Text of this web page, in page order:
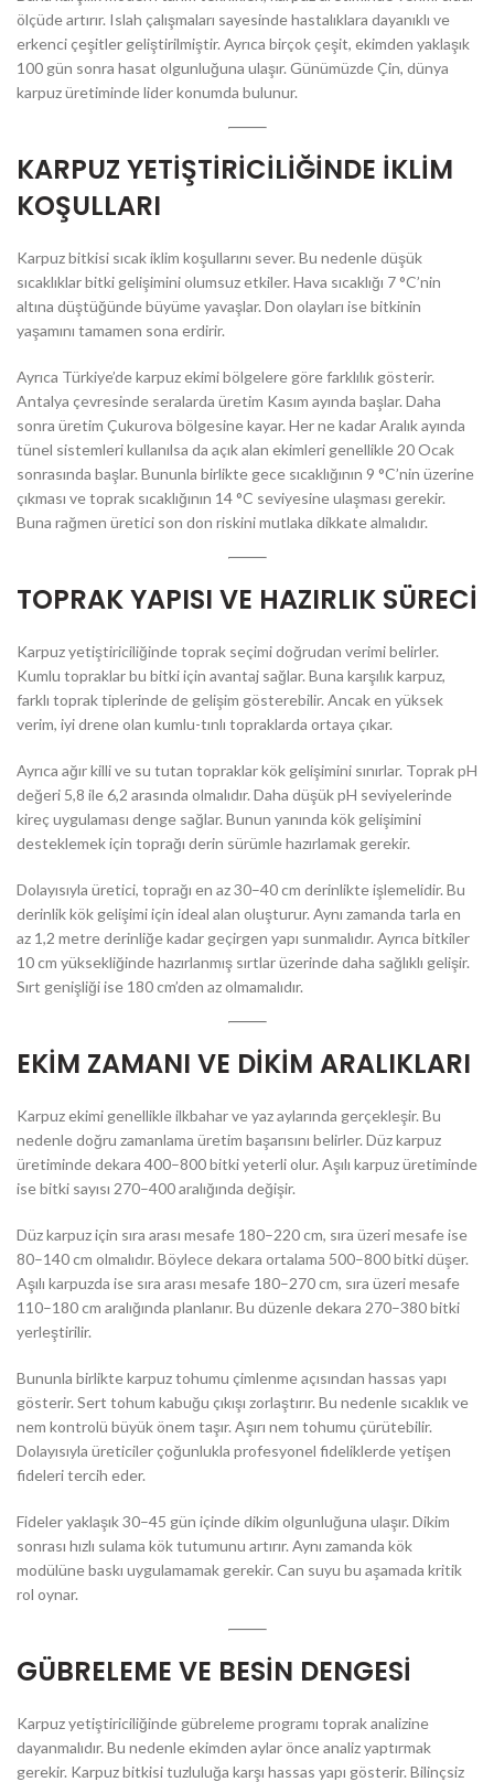
ölçüde artırır. Islah çalışmaları sayesinde hastalıklara dayanıklı ve
erkenci çeşitler geliştirilmiştir. Ayrıca birçok çeşit, ekimden yaklaşık
100 gün sonra hasat olgunluğuna ulaşır. Günümüzde Çin, dünya
karpuz üretiminde lider konumda bulunur.
KARPUZ YETİŞTİRİCİLİĞİNDE İKLİM
KOŞULLARI
Karpuz bitkisi sıcak iklim koşullarını sever. Bu nedenle düşük
sıcaklıklar bitki gelişimini olumsuz etkiler. Hava sıcaklığı 7 °C’nin
altına düştüğünde büyüme yavaşlar. Don olayları ise bitkinin
yaşamını tamamen sona erdirir.
Ayrıca Türkiye’de karpuz ekimi bölgelere göre farklılık gösterir.
Antalya çevresinde seralarda üretim Kasım ayında başlar. Daha
sonra üretim Çukurova bölgesine kayar. Her ne kadar Aralık ayında
tünel sistemleri kullanılsa da açık alan ekimleri genellikle 20 Ocak
sonrasında başlar. Bununla birlikte gece sıcaklığının 9 °C’nin üzerine
çıkması ve toprak sıcaklığının 14 °C seviyesine ulaşması gerekir.
Buna rağmen üretici son don riskini mutlaka dikkate almalıdır.
TOPRAK YAPISI VE HAZIRLIK SÜRECİ
Karpuz yetiştiriciliğinde toprak seçimi doğrudan verimi belirler.
Kumlu topraklar bu bitki için avantaj sağlar. Buna karşılık karpuz,
farklı toprak tiplerinde de gelişim gösterebilir. Ancak en yüksek
verim, iyi drene olan kumlu-tınlı topraklarda ortaya çıkar.
Ayrıca ağır killi ve su tutan topraklar kök gelişimini sınırlar. Toprak pH
değeri 5,8 ile 6,2 arasında olmalıdır. Daha düşük pH seviyelerinde
kireç uygulaması denge sağlar. Bunun yanında kök gelişimini
desteklemek için toprağı derin sürümle hazırlamak gerekir.
Dolayısıyla üretici, toprağı en az 30–40 cm derinlikte işlemelidir. Bu
derinlik kök gelişimi için ideal alan oluşturur. Aynı zamanda tarla en
az 1,2 metre derinliğe kadar geçirgen yapı sunmalıdır. Ayrıca bitkiler
10 cm yüksekliğinde hazırlanmış sırtlar üzerinde daha sağlıklı gelişir.
Sırt genişliği ise 180 cm’den az olmamalıdır.
EKİM ZAMANI VE DİKİM ARALIKLARI
Karpuz ekimi genellikle ilkbahar ve yaz aylarında gerçekleşir. Bu
nedenle doğru zamanlama üretim başarısını belirler. Düz karpuz
üretiminde dekara 400–800 bitki yeterli olur. Aşılı karpuz üretiminde
ise bitki sayısı 270–400 aralığında değişir.
Düz karpuz için sıra arası mesafe 180–220 cm, sıra üzeri mesafe ise
80–140 cm olmalıdır. Böylece dekara ortalama 500–800 bitki düşer.
Aşılı karpuzda ise sıra arası mesafe 180–270 cm, sıra üzeri mesafe
110–180 cm aralığında planlanır. Bu düzenle dekara 270–380 bitki
yerleştirilir.
Bununla birlikte karpuz tohumu çimlenme açısından hassas yapı
gösterir. Sert tohum kabuğu çıkışı zorlaştırır. Bu nedenle sıcaklık ve
nem kontrolü büyük önem taşır. Aşırı nem tohumu çürütebilir.
Dolayısıyla üreticiler çoğunlukla profesyonel fideliklerde yetişen
fideleri tercih eder.
Fideler yaklaşık 30–45 gün içinde dikim olgunluğuna ulaşır. Dikim
sonrası hızlı sulama kök tutumunu artırır. Aynı zamanda kök
modülüne baskı uygulamamak gerekir. Can suyu bu aşamada kritik
rol oynar.
GÜBRELEME VE BESİN DENGESİ
Karpuz yetiştiriciliğinde gübreleme programı toprak analizine
dayanmalıdır. Bu nedenle ekimden aylar önce analiz yaptırmak
gerekir. Karpuz bitkisi tuzluluğa karşı hassas yapı gösterir. Bilinçsiz